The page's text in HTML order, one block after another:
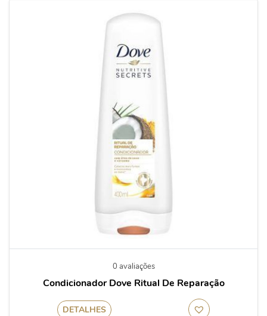
0 avaliações
Condicionador Dove Ritual De Reparação
DETALHES